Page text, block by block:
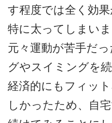
す程度では全く効
特に太ってしまいま
元々運動が苦手だ
グやスイミングを
経済的にもフィッ
しかったため、自